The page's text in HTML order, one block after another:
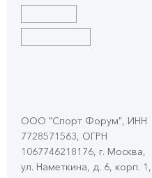
ООО "Спорт Форум", ИНН
7728571563, ОГРН
1067746218176, г. Москва,
ул. Наметкина, д. 6, корп. 1 ,